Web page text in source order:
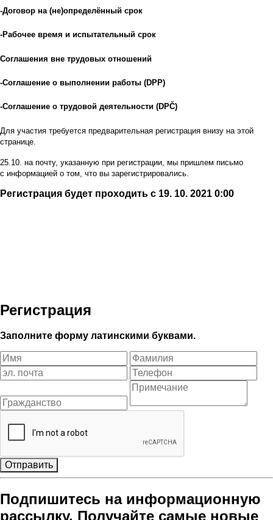
-Договор на (не)определённый срок
-Рабочее время и испытательный срок
Соглашения вне трудовых отношений
-Соглашение о выполнении работы (DPP)
-Соглашение о трудовой деятельности (DPČ)
Для участия требуется предварительная регистрация внизу на этой
странице.
25.10. на почту, указанную при регистрации, мы пришлем письмо
с информацией о том, что вы зарегистрировались.
Регистрация будет проходить с 19. 10. 2021 0:00
Регистрация
Заполните форму латинскими буквами.
Отправить
Подпишитесь на информационную
рассылку. Получайте самые новые